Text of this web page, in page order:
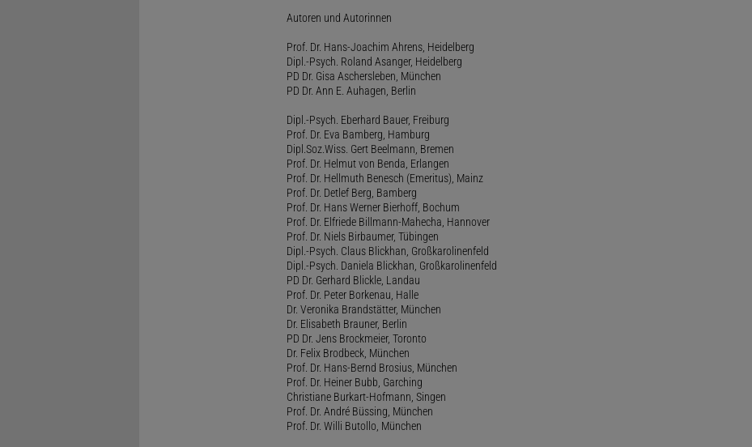
Autoren und Autorinnen
Prof. Dr. Hans-Joachim Ahrens, Heidelberg
Dipl.-Psych. Roland Asanger, Heidelberg
PD Dr. Gisa Aschersleben, München
PD Dr. Ann E. Auhagen, Berlin
Dipl.-Psych. Eberhard Bauer, Freiburg
Prof. Dr. Eva Bamberg, Hamburg
Dipl.Soz.Wiss. Gert Beelmann, Bremen
Prof. Dr. Helmut von Benda, Erlangen
Prof. Dr. Hellmuth Benesch (Emeritus), Mainz
Prof. Dr. Detlef Berg, Bamberg
Prof. Dr. Hans Werner Bierhoff, Bochum
Prof. Dr. Elfriede Billmann-Mahecha, Hannover
Prof. Dr. Niels Birbaumer, Tübingen
Dipl.-Psych. Claus Blickhan, Großkarolinenfeld
Dipl.-Psych. Daniela Blickhan, Großkarolinenfeld
PD Dr. Gerhard Blickle, Landau
Prof. Dr. Peter Borkenau, Halle
Dr. Veronika Brandstätter, München
Dr. Elisabeth Brauner, Berlin
PD Dr. Jens Brockmeier, Toronto
Dr. Felix Brodbeck, München
Prof. Dr. Hans-Bernd Brosius, München
Prof. Dr. Heiner Bubb, Garching
Christiane Burkart-Hofmann, Singen
Prof. Dr. André Büssing, München
Prof. Dr. Willi Butollo, München